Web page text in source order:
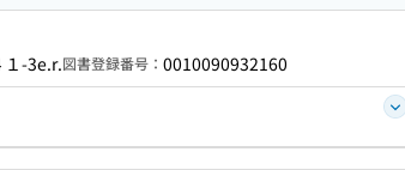
-3e.r.図書登録番号： 0010090932160